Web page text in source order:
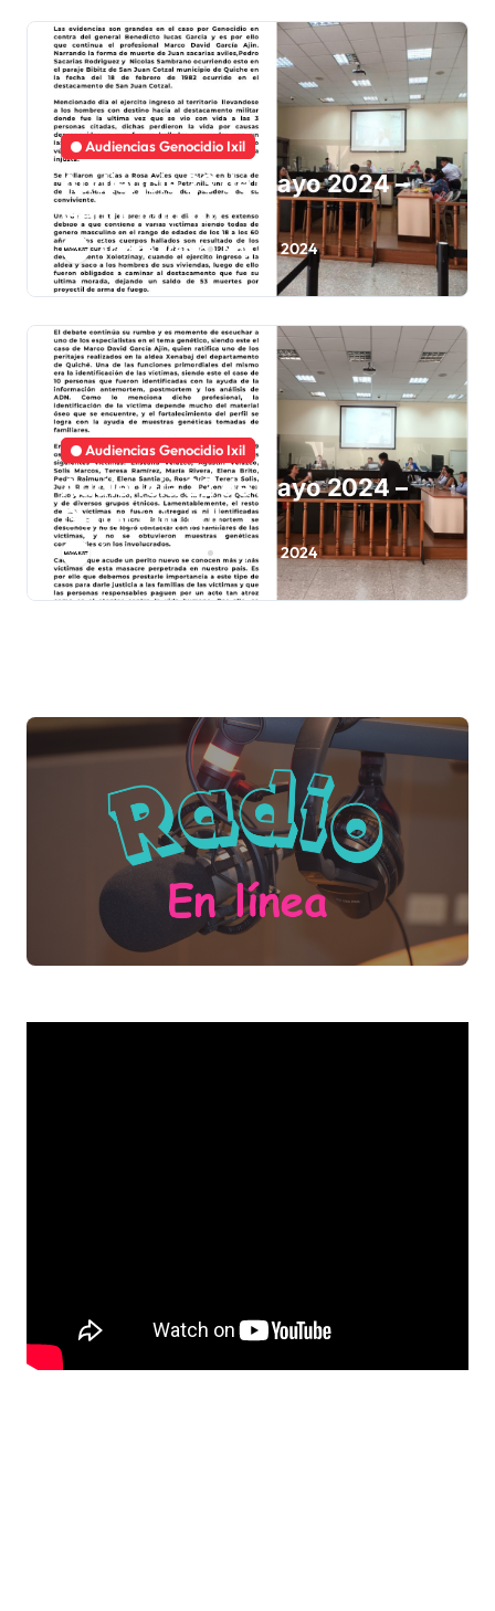
Audiencias Genocidio Ixil
Audiencia 23 de mayo 2024 –
Genocidio Ixil
Área de Prensa May 23, 2024
Audiencias Genocidio Ixil
Audiencia 22 de mayo 2024 –
Genocidio Ixil
Área de Prensa May 22, 2024